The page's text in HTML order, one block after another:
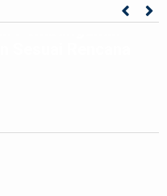
di
Pembangunan
Rencana